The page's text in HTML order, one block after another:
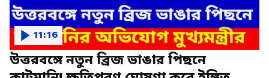
উত্তরবঙ্গে নতুন ব্রিজ ভাঙার পিছনে
11:16